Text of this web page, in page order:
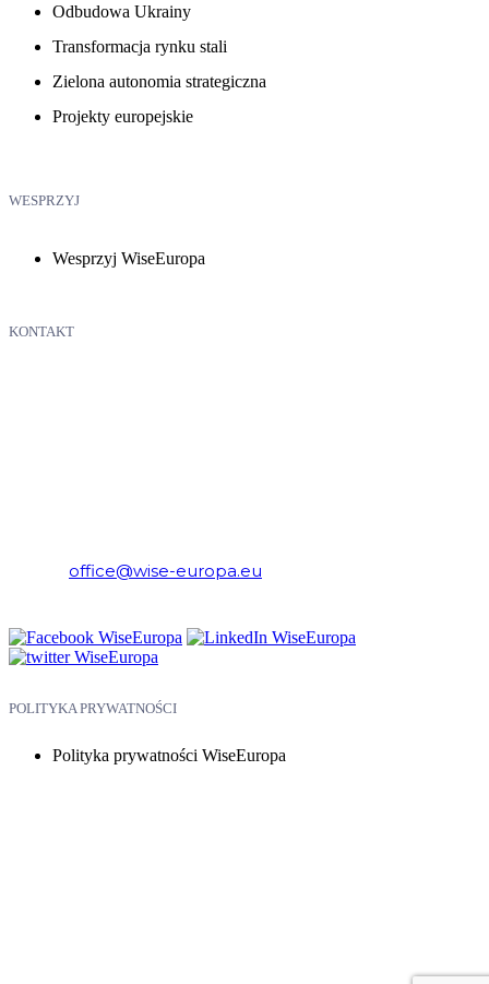
Odbudowa Ukrainy
Transformacja rynku stali
Zielona autonomia strategiczna
Projekty europejskie
WESPRZYJ
Wesprzyj WiseEuropa
KONTAKT
office@wise-europa.eu
POLITYKA PRYWATNOŚCI
Polityka prywatności WiseEuropa